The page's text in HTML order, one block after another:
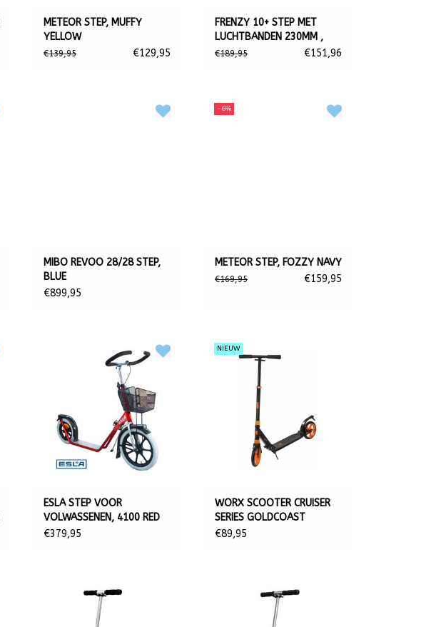
METEOR STEP, MUFFY
YELLOW
€139,95 €129,95
FRENZY 10+ STEP MET
LUCHTBANDEN 230MM ,
ZWART
€189,95 €151,96
MIBO REVOO 28/28 STEP,
BLUE
€899,95
-6%
METEOR STEP, FOZZY NAVY
€169,95 €159,95
ESLA STEP VOOR
VOLWASSENEN, 4100 RED
€379,95
NIEUW
WORX SCOOTER CRUISER
SERIES GOLDCOAST
SUSPENSION 200MM
€89,95